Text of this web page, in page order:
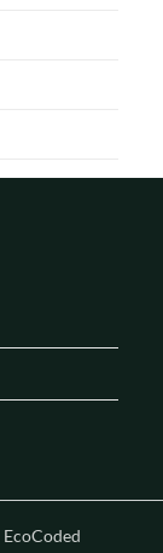
EcoCoded